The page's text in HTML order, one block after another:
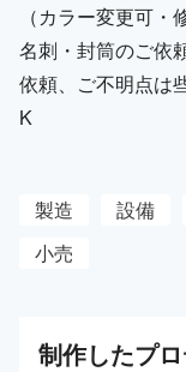
（カラー変更可・
名刺・封筒のご依
依頼、ご不明点は
K
製造 設備
小売
制作したプロ